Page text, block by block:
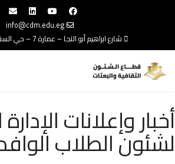
info@cdm.edu.eg
شارع ابراهيم أبو النجا – عمارة 7 – حي السفارات – مدينة نصر
أخبار وإعلانات
لشئون الطلاب